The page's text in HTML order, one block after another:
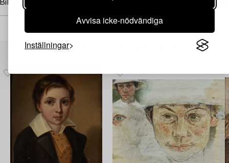
Avvisa icke-nödvändiga
Inställningar
Bildrättigheter
Andra har även tittat på